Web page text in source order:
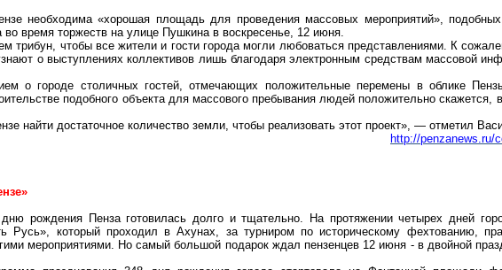
необходима «хорошая площадь для проведения массовых мероприятий»,
время торжеств на улице Пушкина в воскресенье, 12 июня.
трибун, чтобы все жители и гости города могли любоваться представлениями. К
о выступлениях коллективов лишь благодаря электронным средствам массовой
о городе столичных гостей, отмечающих положительные перемены в облике
подобного объекта для массового пребывания людей положительно скажется,
найти достаточное количество земли, чтобы реализовать этот проект», — отметил
http://penzanews.ru/
рождения Пенза готовилась долго и тщательно. На протяжении четырех дней
Русь», который проходил в Ахунах, за турниром по историческому фехтованию,
мероприятиями. Но самый большой подарок ждал пензенцев 12 июня - в двойной